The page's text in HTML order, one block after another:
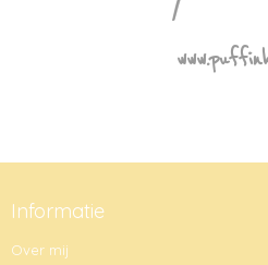
Informatie
Over mij